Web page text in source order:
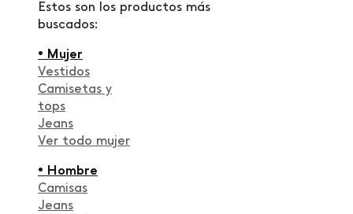
Estos son los productos más
buscados:
• Mujer
Vestidos
Camisetas y
tops
Jeans
Ver todo mujer
• Hombre
Camisas
Jeans